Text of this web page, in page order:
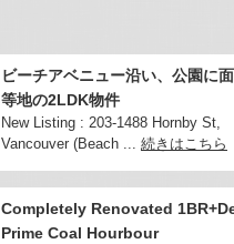
ビーチアベニュー沿い、公園に
等地の2LDK物件
New Listing : 203-1488 Hornby St,
Vancouver (Beach ... 続きはこちら
Completely Renovated
Prime Coal Hourbour